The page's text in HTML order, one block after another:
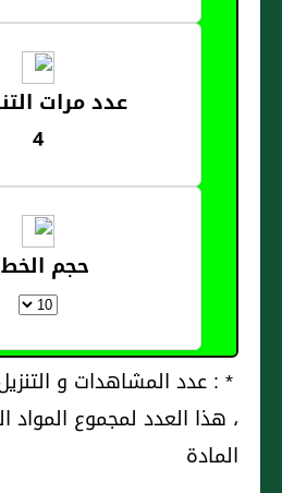
عدد مرات
4
حجم
، هذا العدد لمجموع المواد
المادة